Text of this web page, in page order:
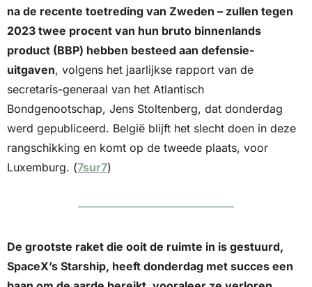
na de recente toetreding van Zweden – zullen tegen
2023 twee procent van hun bruto binnenlands
product (BBP) hebben besteed aan defensie-
uitgaven, volgens het jaarlijkse rapport van de
secretaris-generaal van het Atlantisch
Bondgenootschap, Jens Stoltenberg, dat donderdag
werd gepubliceerd. België blijft het slecht doen in deze
rangschikking en komt op de tweede plaats, voor
Luxemburg. (7sur7)
De grootste raket die ooit de ruimte in is gestuurd,
SpaceX’s Starship, heeft donderdag met succes een